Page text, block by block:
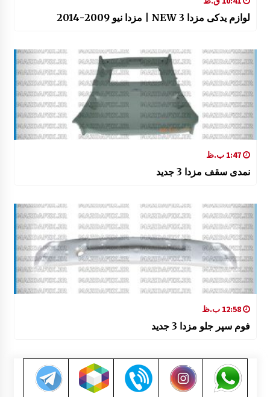
لوازم یدکی مزدا 3 NEW | مزدا نیو 2009-2014
1:47 ب.ظ
نمدی سقف مزدا 3 جدید
12:58 ب.ظ
فوم سپر جلو مزدا 3 جدید